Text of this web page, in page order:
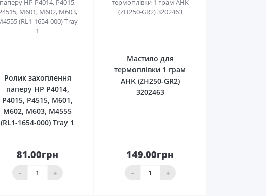
Ролик захоплення
паперу HP P4014,
P4015, P4515, M601,
M602, M603, M4555
(RL1-1654-000) Tray 1
81.00грн
- +
До кошика
Мастило для
термоплівки 1 грам
AHK (ZH250-GR2)
3202463
149.00грн
- +
До кошика